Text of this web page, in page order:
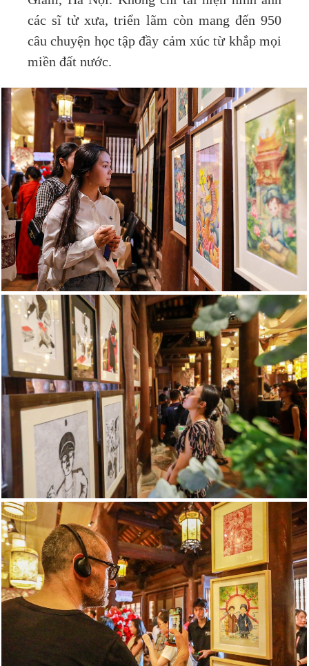
các sĩ tử xưa, triển lãm còn mang đến 950
câu chuyện học tập đầy cảm xúc từ khắp mọi
miền đất nước.